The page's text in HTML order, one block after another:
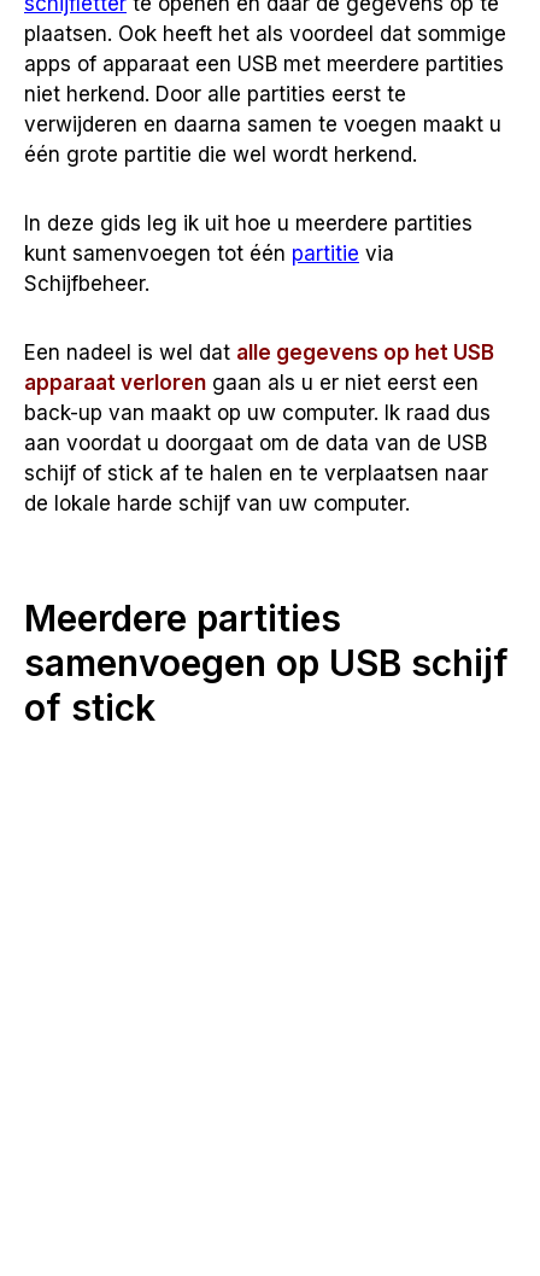
plaatsen. Ook heeft het als voordeel dat sommige
apps of apparaat een USB met meerdere partities
niet herkend. Door alle partities eerst te
verwijderen en daarna samen te voegen maakt u
één grote partitie die wel wordt herkend.
In deze gids leg ik uit hoe u meerdere partities
kunt samenvoegen tot één partitie via
Schijfbeheer.
Een nadeel is wel dat alle gegevens op het USB
apparaat verloren gaan als u er niet eerst een
back-up van maakt op uw computer. Ik raad dus
aan voordat u doorgaat om de data van de USB
schijf of stick af te halen en te verplaatsen naar
de lokale harde schijf van uw computer.
Meerdere partities
samenvoegen op USB schijf
of stick